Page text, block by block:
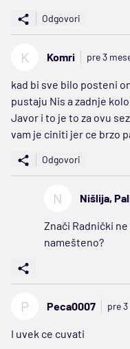
Odgovori
K Komri pre 3
kad bi sve bilo posteni
pustaju Nis a zadnje
Javor i to je to za ovu
vam je ciniti jer ce brzo
Odgovori
N Nišlija,
Znači Radnički
namešteno?
P Peca0007 pre
I uvek ce cuvati